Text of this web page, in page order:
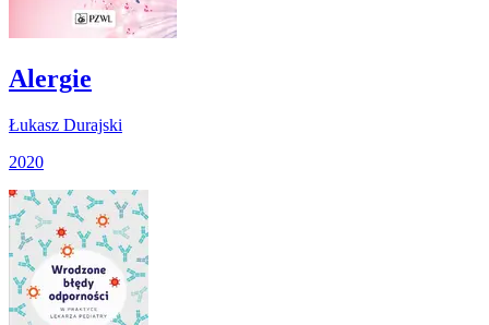
Alergie
Łukasz Durajski
2020